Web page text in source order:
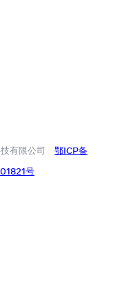
有限公司
鄂ICP备
号